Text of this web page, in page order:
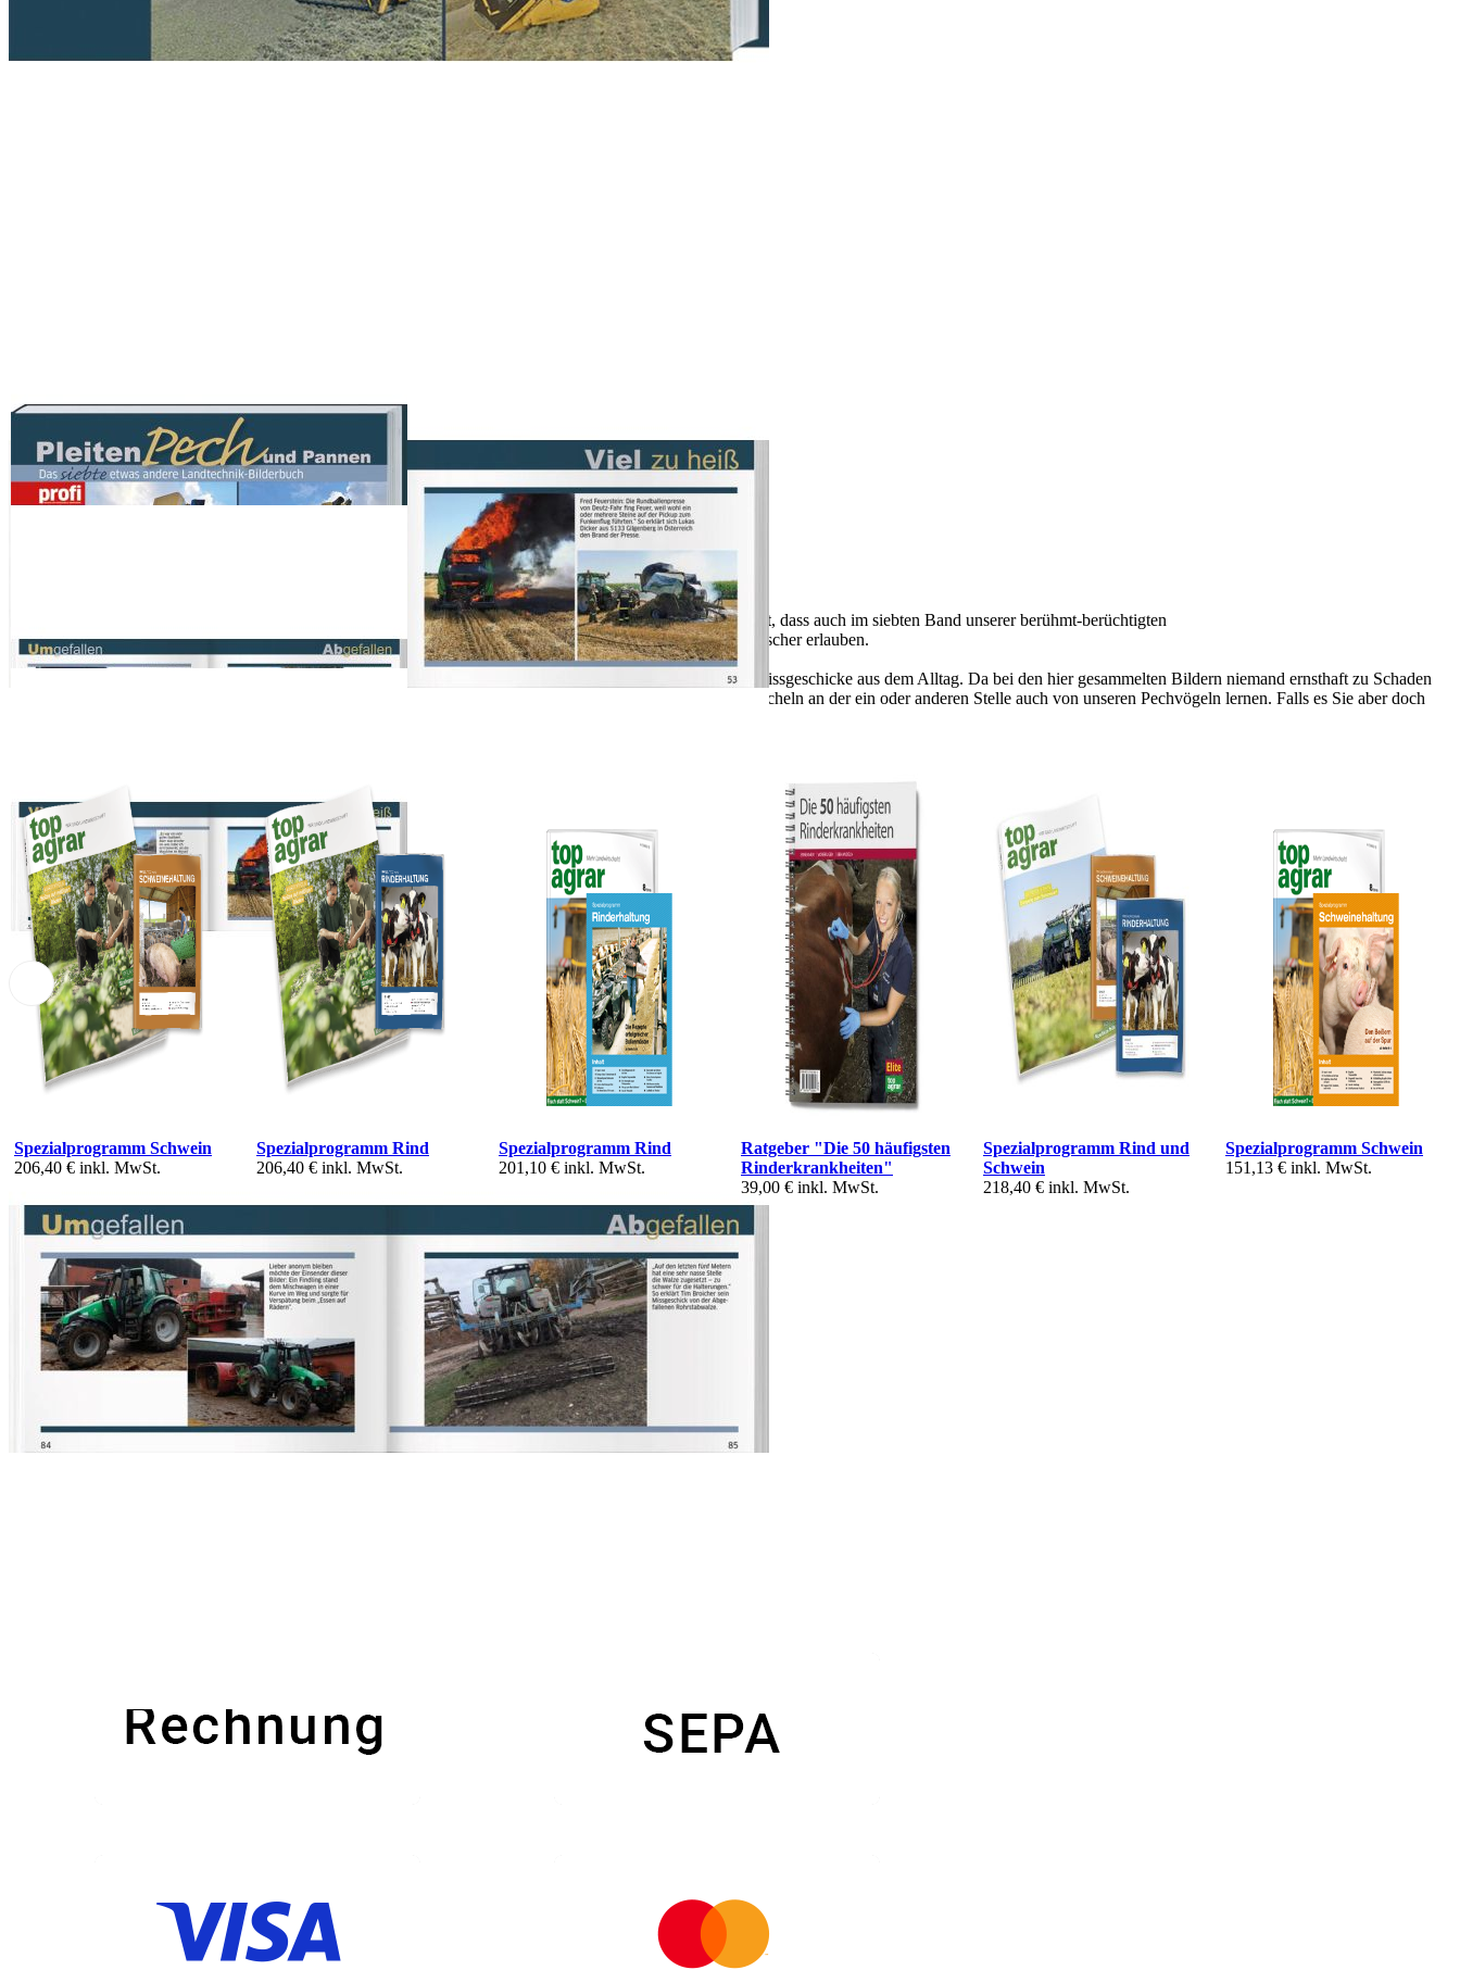
Pleiten, Pech und Pannen 7
Das siebte etwas andere Landtechnik-Bilderbuch.
16,00 € inkl. MwSt.
Ein zu beherzter Tritt auf die Bremse, und schon steht der Mähdrescher Kopf! Das Titelbild dieses Buches zeigt, dass auch im siebten Band unserer berühmt-berüchtigten
Pleiten, Pech und Pannen-Reihe die Landwirte sich nach wie vor hier und da unerwartete Fehltritte und Ausrutscher erlauben.
Beschreibung
In der Landwirtschaft geht nicht immer alles glatt: Die etwas andere Bilderbuch-Reihe sammelt spektakuläre Missgeschicke aus dem Alltag. Da bei den hier gesammelten Bildern niemand ernsthaft zu Schaden
gekommen ist, wünschen wir viel Spaß beim Stöbern. Und vielleicht lässt sich ja neben dem schadenfrohen Lächeln an der ein oder anderen Stelle auch von unseren Pechvögeln lernen. Falls es Sie aber doch
Spezialprogramm Schwein
206,40 € inkl. MwSt.
Spezialprogramm Rind
206,40 € inkl. MwSt.
Spezialprogramm Rind
201,10 € inkl. MwSt.
Ratgeber "Die 50 häufigsten
Rinderkrankheiten"
39,00 € inkl. MwSt.
Spezialprogramm Rind und
Schwein
218,40 € inkl. MwSt.
Spezialprogramm Schwein
151,13 € inkl. MwSt.
Kontakt
top agrar Shop
Hülsebrockstr. 2 - 8
48165 Münster
Deutschland
>>> Zum Kontaktformular